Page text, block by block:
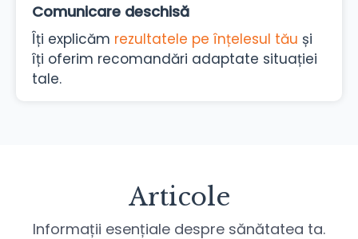
Comunicare deschisă
Îți explicăm rezultatele pe înțelesul tău și
îți oferim recomandări adaptate situației
tale.
Articole
Informații esențiale despre sănătatea ta.